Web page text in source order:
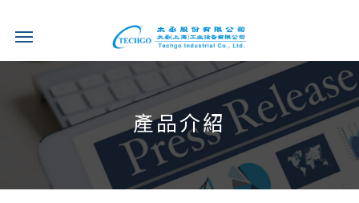
產品介紹